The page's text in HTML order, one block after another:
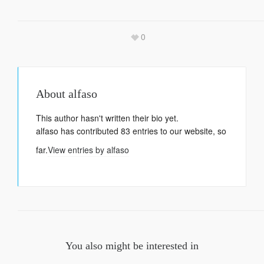
0
About alfaso
This author hasn't written their bio yet.
alfaso has contributed 83 entries to our website, so
far.View entries by alfaso
You also might be interested in